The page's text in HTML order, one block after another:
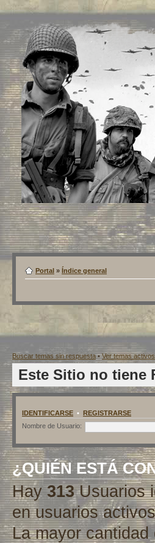
Portal » Índice general
Buscar temas sin respuesta•Ver temas activos
Este Sitio no tiene
IDENTIFICARSE • REGISTRARSE
Nombre de Usuario:
¿QUIÉN ESTÁ
Hay313Usuarios
en usuarios
La mayor